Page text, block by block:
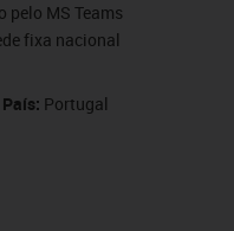
pelo MS Teams
fixa nacional
País: Portugal